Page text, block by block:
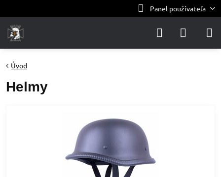
Panel používateľa
Úvod
Helmy